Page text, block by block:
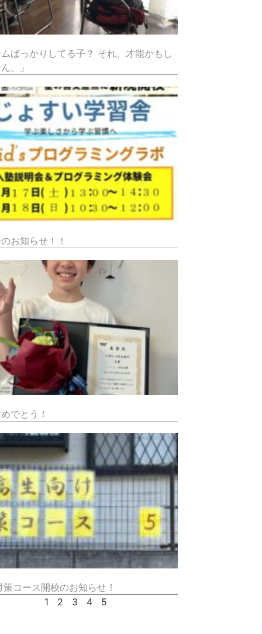
ばっかりしてる子？ それ、才能かもし
。」
お知らせ！！
でとう！
策コース開校のお知らせ！
1
2 3 4 5